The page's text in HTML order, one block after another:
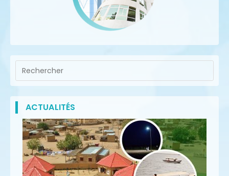
ACTUALITÉS